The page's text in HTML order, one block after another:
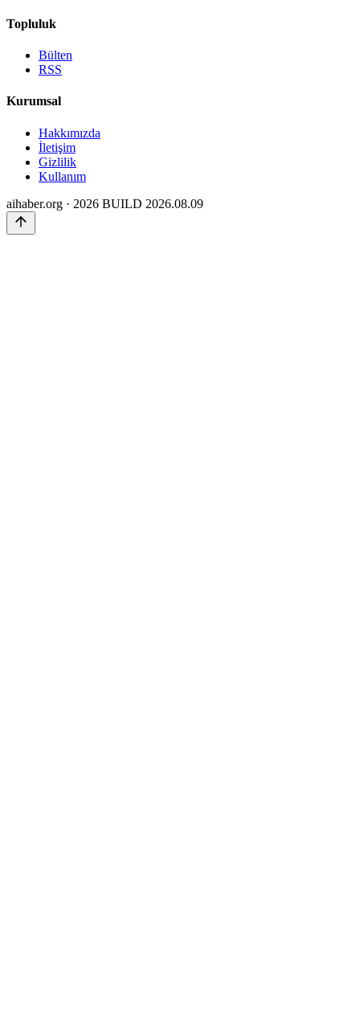
Topluluk
Bülten
RSS
Kurumsal
Hakkımızda
İletişim
Gizlilik
Kullanım
aihaber.org · 2026 BUILD 2026.08.09